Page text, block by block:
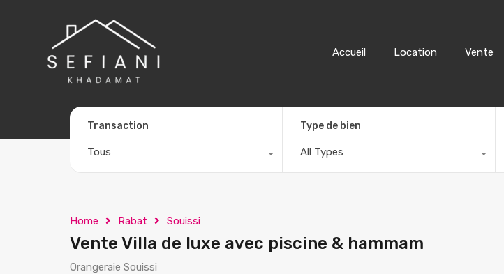
Accueil
Location Vente
Transaction
Tous
Type de bien
All Types
Home Rabat Souissi
Vente Villa de luxe avec piscine & hammam
Orangeraie Souissi